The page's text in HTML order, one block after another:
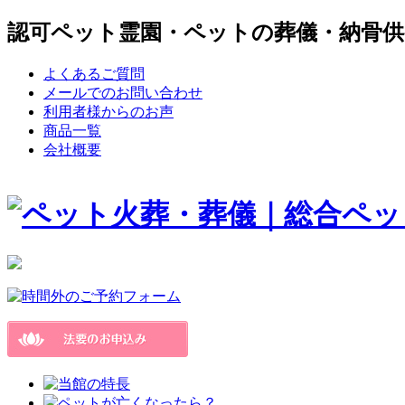
認可ペット霊園・ペットの葬儀・納骨
よくあるご質問
メールでのお問い合わせ
利用者様からのお声
商品一覧
会社概要